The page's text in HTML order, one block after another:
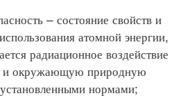
– состояние свойств и
атомной энергии,
радиационное воздействие
и окружающую природную
нормами;